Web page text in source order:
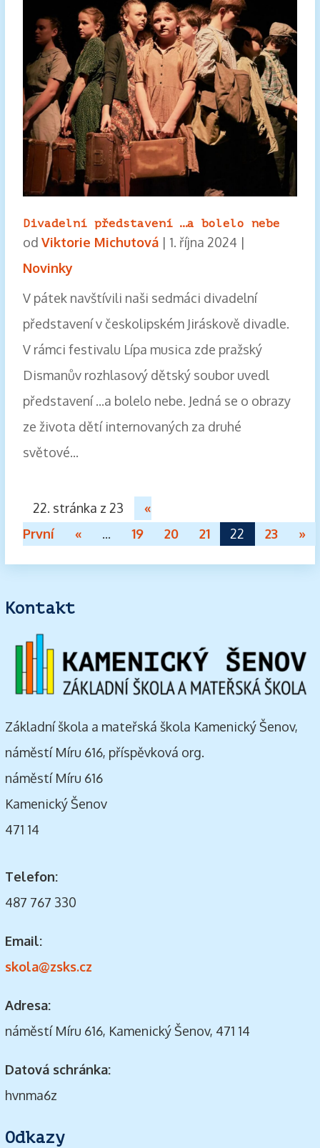
Divadelní představení …a bolelo nebe
od Viktorie Michutová| 1. října 2024 |
Novinky
V pátek navštívili naši sedmáci divadelní
představení v českolipském Jiráskově divadle.
V rámci festivalu Lípa musica zde pražský
Dismanův rozhlasový dětský soubor uvedl
představení ...a bolelo nebe. Jedná se o obrazy
ze života dětí internovaných za druhé
světové...
22. stránka z 23
«
První
« ... 19 20 21 22 23 »
Kontakt
Základní škola a mateřská škola Kamenický Šenov,
náměstí Míru 616, příspěvková org.
náměstí Míru 616
Kamenický Šenov
471 14
Telefon:
487 767 330
Email:
skola@zsks.cz
Adresa:
náměstí Míru 616, Kamenický Šenov, 471 14
Datová schránka:
hvnma6z
Odkazy